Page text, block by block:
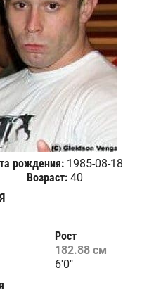
рождения: 1985-08-18
Возраст:40
Рост
182.88 см
6'0"